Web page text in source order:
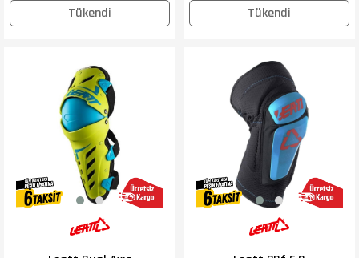
Tükendi Tükendi